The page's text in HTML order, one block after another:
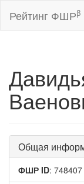
Рейтинг ФШРβ
Общая
ФШР ID: 748407